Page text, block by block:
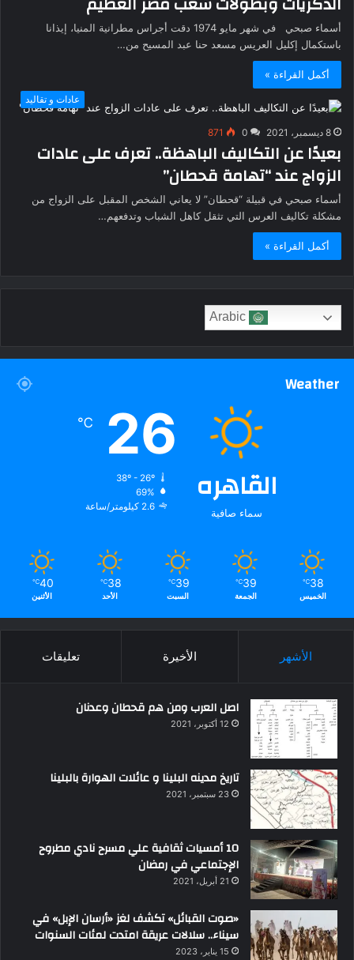
أسماء صبحي في شهر مايو 1974 دقت أجراس مطرانية المنيا، إيذانا
باستكمال إكليل العريس مسعد حنا عبد المسيح من…
أكمل القراءة »
عادات و تقاليد
8 ديسمبر، 2021 0
871
بعيدًا عن التكاليف الباهظة.. تعرف على عادات
الزواج عند “تهامة قحطان”
أسماء صبحي في قبيلة “قحطان” لا يعاني الشخص المقبل على الزواج من
مشكلة تكاليف العرس التي تثقل كاهل الشباب وتدفعهم…
أكمل القراءة »
Weather
القاهره
سماء صافية
26
℃
38º - 26º
69%
2.6 كيلومتر/ساعة
38
℃
الخميس
39
℃
الجمعة
39
℃
السبت
38
℃
الأحد
40
℃
الأثنين
الأشهر الأخيرة تعليقات
اصل العرب ومن هم قحطان وعدنان
12 أكتوبر، 2021
تاريخ مدينه البلينا و عائلات الهوارة بالبلينا
23 سبتمبر، 2021
10 أمسيات ثقافية علي مسرح نادي مطروح
الإجتماعي في رمضان
21 أبريل، 2021
«صوت القبائل» تكشف لغز «أرسان الإبل» في
سيناء.. سلالات عريقة امتدت لمئات السنوات
15 يناير، 2023